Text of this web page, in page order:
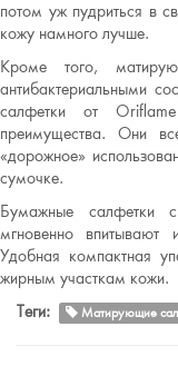
потом уж пудриться в
кожу намного лучше.
Кроме того,
антибактериальными
салфетки от
преимущества. Они
«дорожное»
сумочке.
Бумажные салфетки
мгновенно
Удобная компактная
жирным участкам кожи.
Теги:
Матирующие